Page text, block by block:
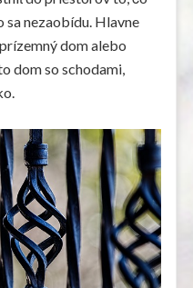
nezaobídu. Hlavne
dom alebo
dom so schodami,